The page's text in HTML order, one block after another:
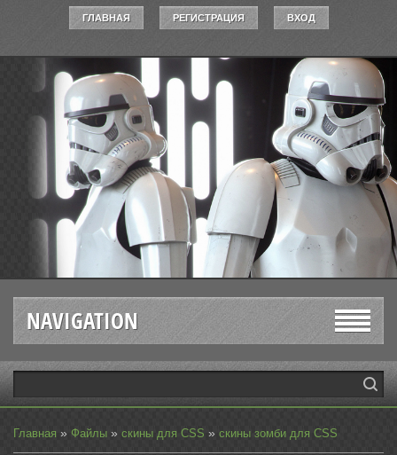
ГЛАВНАЯ РЕГИСТРАЦИЯ ВХОД
NAVIGATION
Главная » Файлы » скины для CSS » скины зомби для CSS